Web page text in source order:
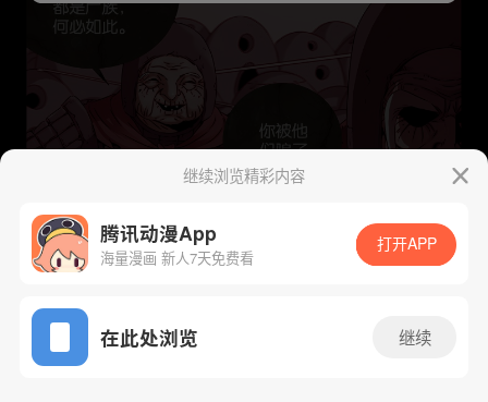
App免费看
继续浏览精彩内容
腾讯动漫App
海量漫画 新人7天免费看
打开APP
在此处浏览 继续